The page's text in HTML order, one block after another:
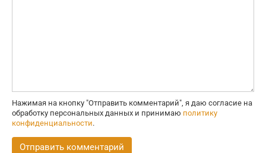
Нажимая на кнопку "Отправить комментарий", я даю согласие на
обработку персональных данных и принимаю политику
конфиденциальности.